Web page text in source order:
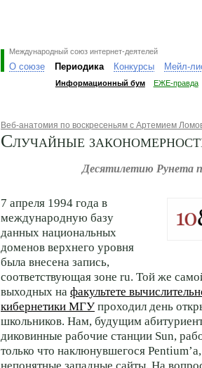
Международный союз интернет-деятелей
О союзе Периодика Конкурсы Мейл-
Информационный бум ЕЖЕ-правда
Веб-анатомия по воскресеньям с Артемием
Случайные
Десятилетию Рунета
7 апреля 1994 года в
международную базу
данных национальных
доменов верхнего уровня
была внесена запись,
соответствующая зоне ru. Той же
выходных на факультете
кибернетики МГУ проходил день
школьников. Нам, будущим
диковинные рабочие станции Sun,
только что наклюнувшегося